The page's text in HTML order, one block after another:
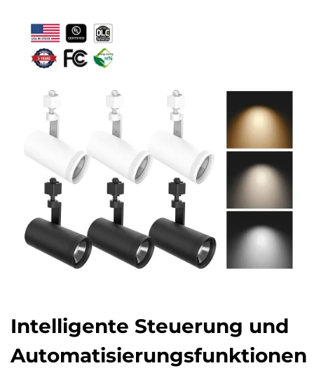
Intelligente Steuerung und
Automatisierungsfunktionen